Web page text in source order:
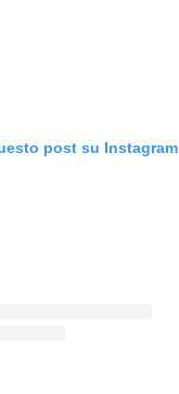
post su Instagram